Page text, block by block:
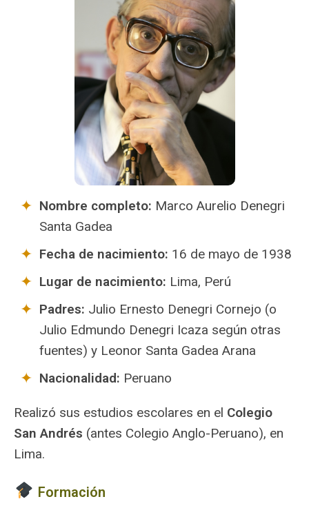
Nombre completo: Marco Aurelio Denegri
Santa Gadea
Fecha de nacimiento: 16 de mayo de 1938
Lugar de nacimiento: Lima, Perú
Padres: Julio Ernesto Denegri Cornejo (o
Julio Edmundo Denegri Icaza según otras
fuentes) y Leonor Santa Gadea Arana
Nacionalidad: Peruano
Realizó sus estudios escolares en el Colegio
San Andrés (antes Colegio Anglo-Peruano), en
Lima.
Formación